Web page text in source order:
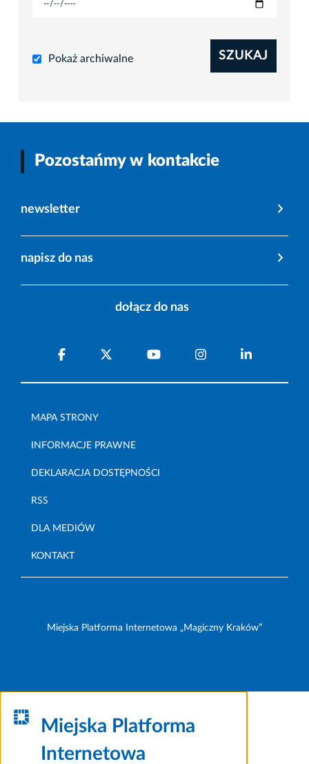
Pokaż archiwalne SZUKAJ
Pozostańmy w kontakcie
newsletter
napisz do nas
dołącz do nas
MAPA STRONY
INFORMACJE PRAWNE
DEKLARACJA DOSTĘPNOŚCI
RSS
DLA MEDIÓW
KONTAKT
Miejska Platforma Internetowa „Magiczny Kraków”
Miejska Platforma
Internetowa